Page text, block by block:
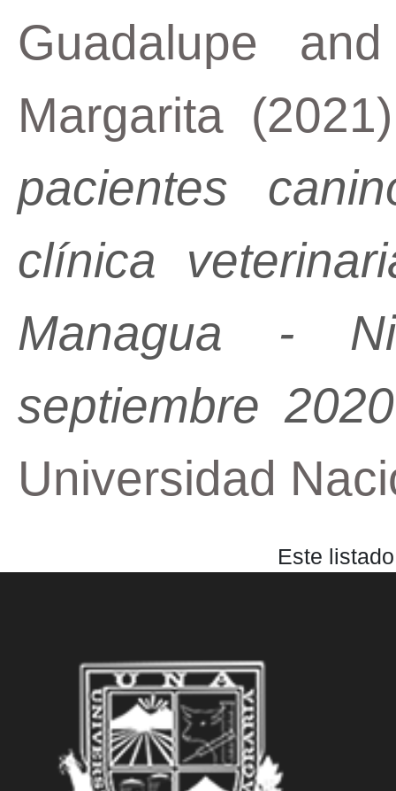
Guadalupe
Margarita
pacientes
clínica
Managua -
septiembre
Universidad
Este